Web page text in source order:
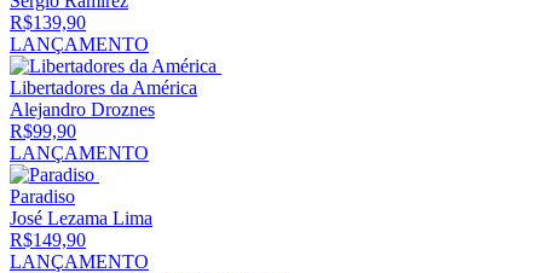
R$139,90
LANÇAMENTO
Libertadores da América
Alejandro Droznes
R$99,90
LANÇAMENTO
Paradiso
José Lezama Lima
R$149,90
LANÇAMENTO